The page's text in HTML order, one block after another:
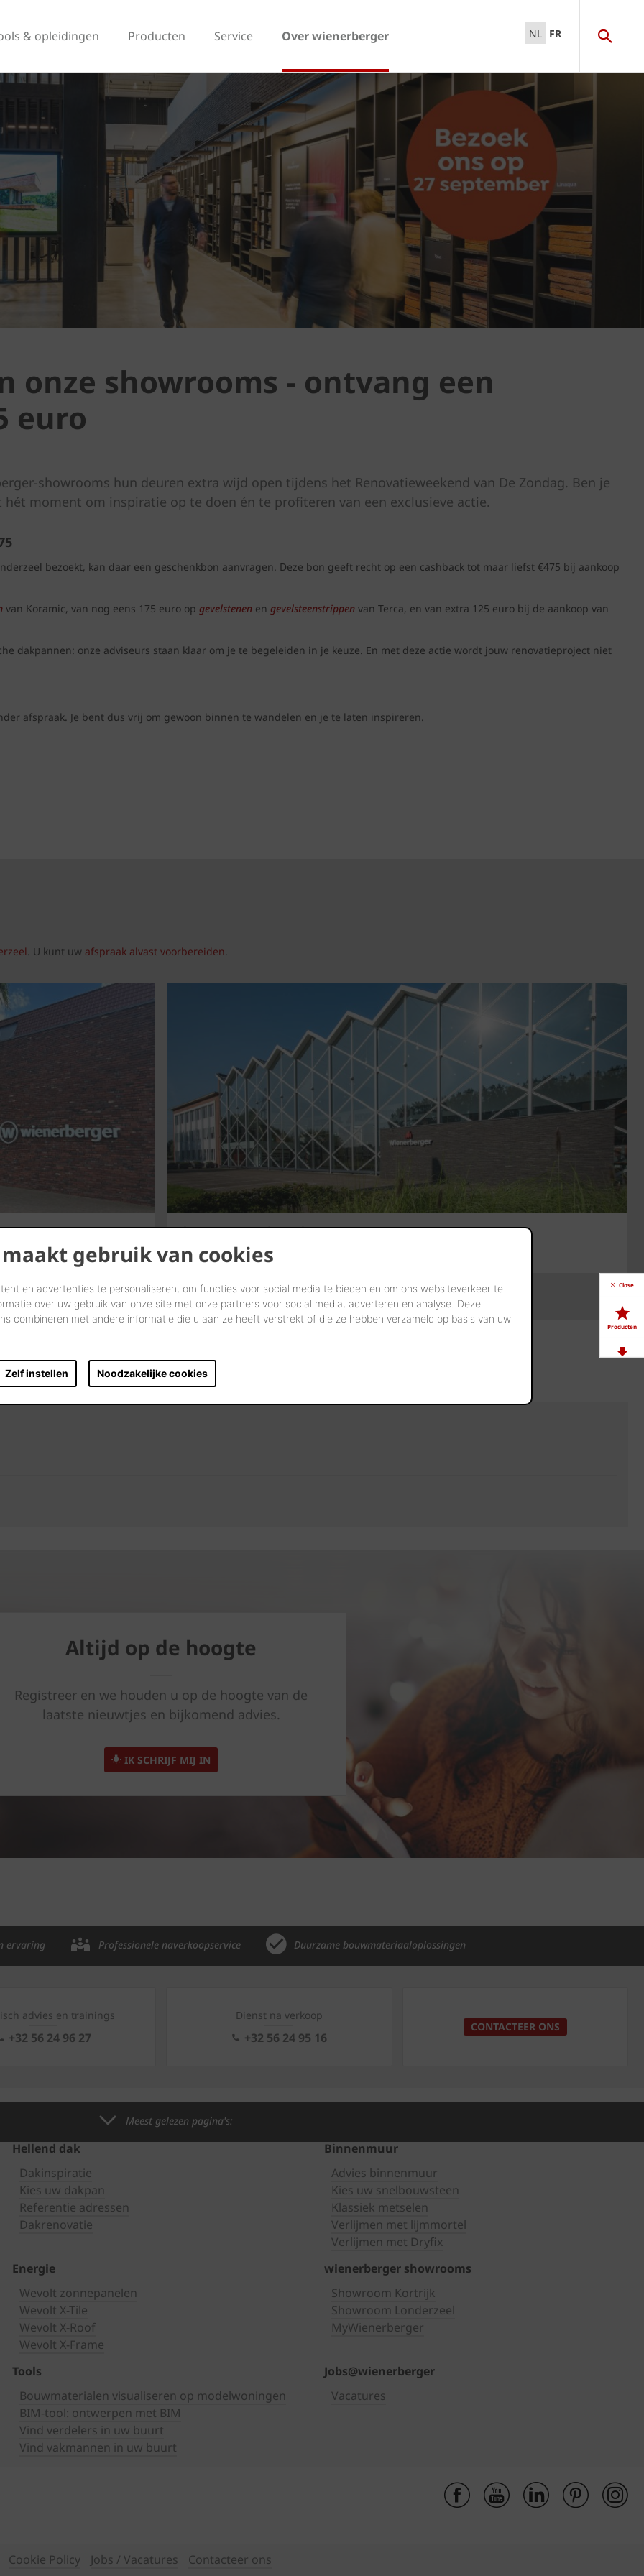
gebruik van cookies
en advertenties te personaliseren, om functies voor social media te bieden en om ons websiteverkeer te
over uw gebruik van onze site met onze partners voor social media, adverteren en analyse. Deze
combineren met andere informatie die u aan ze heeft verstrekt of die ze hebben verzameld op basis van uw
Zelf instellen Noodzakelijke cookies
& opleidingen Producten Service Over wienerberger NL FR
onze showrooms - ontvang een
euro
showrooms hun deuren extra wijd open tijdens het Renovatieweekend van De Zondag. Ben je
moment om inspiratie op te doen én te profiteren van een exclusieve actie.
bezoekt, kan daar een geschenkbon aanvragen. Deze bon geeft recht op een cashback tot maar liefst €475 bij aankoop
van Koramic, van nog eens 175 euro op gevelstenen en gevelsteenstrippen van Terca, en van extra 125 euro bij de aankoop van
dakpannen: onze adviseurs staan klaar om je te begeleiden in je keuze. En met deze actie wordt jouw renovatieproject niet
afspraak. Je bent dus vrij om gewoon binnen te wandelen en je te laten inspireren.
. U kunt uw afspraak alvast voorbereiden.
Showroom Londerzeel
Bezoek onze showroom in Londerzeel.
Altijd op de hoogte
Registreer en we houden u op de hoogte van de
laatste nieuwtjes en bijkomend advies.
IK SCHRIJF MIJ IN
Close
Producten
ervaring Professionele naverkoopservice Duurzame bouwmateriaaloplossingen
advies en trainings
+32 56 24 96 27
Dienst na verkoop
+32 56 24 95 16
CONTACTEER ONS
Meest gelezen pagina's:
Hellend dak
Dakinspiratie
Kies uw dakpan
Referentie adressen
Dakrenovatie
Binnenmuur
Advies binnenmuur
Kies uw snelbouwsteen
Klassiek metselen
Verlijmen met lijmmortel
Verlijmen met Dryfix
Energie
Wevolt zonnepanelen
Wevolt X-Tile
Wevolt X-Roof
Wevolt X-Frame
wienerberger showrooms
Showroom Kortrijk
Showroom Londerzeel
MyWienerberger
Tools
Bouwmaterialen visualiseren op modelwoningen
BIM-tool: ontwerpen met BIM
Vind verdelers in uw buurt
Vind vakmannen in uw buurt
Jobs@wienerberger
Vacatures
Cookie Policy Jobs / Vacatures Contacteer ons